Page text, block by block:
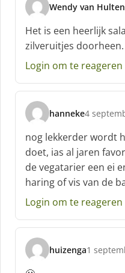
Wendy van Hulten
s
c
h
r
e
f
Het is een heerlijk
zilveruitjes
Login om te reageren
hanneke
s
h
r
e
e
:
4
nog lekkerder wordt
doet, ias al jaren
de vegatarier een ei
haring of vis van de
Login om te reageren
huizenga
s
c
1